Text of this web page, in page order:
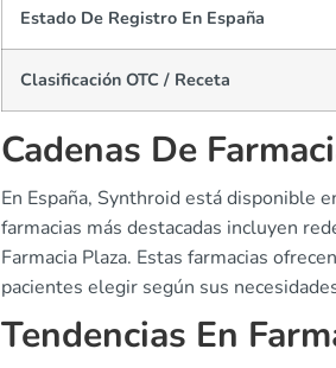
Estado De Registro En España
Clasificación OTC / Receta
Cadenas De
En España, Synthroid está disponible
farmacias más destacadas incluyen
Farmacia Plaza. Estas farmacias
pacientes elegir según sus
Tendencias En